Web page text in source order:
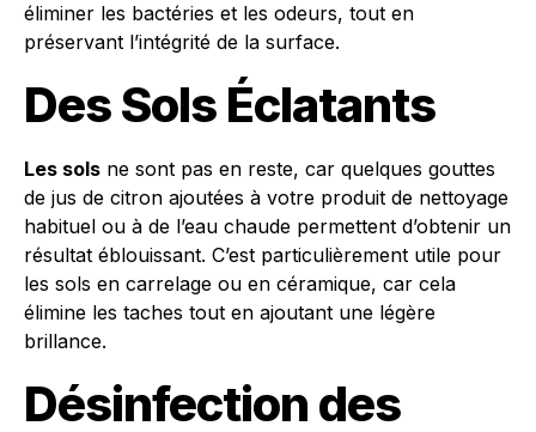
éliminer les bactéries et les odeurs, tout en
préservant l’intégrité de la surface.
Des Sols Éclatants
Les sols ne sont pas en reste, car quelques gouttes
de jus de citron ajoutées à votre produit de nettoyage
habituel ou à de l’eau chaude permettent d’obtenir un
résultat éblouissant. C’est particulièrement utile pour
les sols en carrelage ou en céramique, car cela
élimine les taches tout en ajoutant une légère
brillance.
Désinfection des